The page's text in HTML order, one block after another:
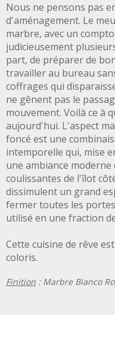
Nous ne pensons pas
d'aménagement. Le
marbre, avec un
judicieusement
part, de préparer de
travailler au bureau
coffrages qui
ne gênent pas le
mouvement. Voilà ce à
aujourd'hui. L'aspect
foncé est une
intemporelle qui, mise
une ambiance
coulissantes de l'îlot
dissimulent un grand
fermer toutes les
utilisé en une fraction
Cette cuisine de rêve
coloris.
Finition : Marbre Bianco